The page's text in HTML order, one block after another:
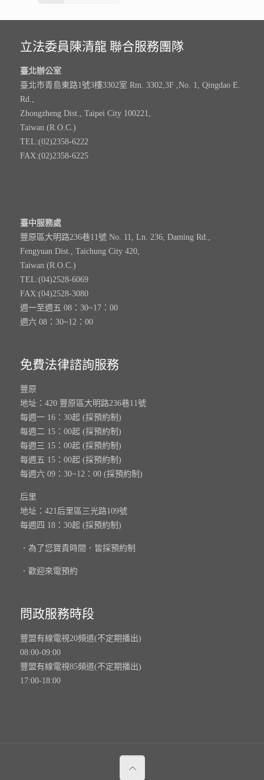
立法委員陳清龍 聯合服務團隊
臺北辦公室
臺北市青島東路1號3樓3302室 Rm. 3302,3F ,No. 1, Qingdao E.
Rd.,
Zhongzheng Dist., Taipei City 100221,
Taiwan (R.O.C.)
TEL:(02)2358-6222
FAX:(02)2358-6225
臺中服務處
豐原區大明路236巷11號 No. 11, Ln. 236, Daming Rd.,
Fengyuan Dist., Taichung City 420,
Taiwan (R.O.C.)
TEL:(04)2528-6069
FAX:(04)2528-3080
週一至週五 08：30~17：00
週六 08：30~12：00
免費法律諮詢服務
豐原
地址：420 豐原區大明路236巷11號
每週一 16：30起 (採預約制)
每週二 15：00起 (採預約制)
每週三 15：00起 (採預約制)
每週五 15：00起 (採預約制)
每週六 09：30~12：00 (採預約制)
后里
地址：421后里區三光路109號
每週四 18：30起 (採預約制)
．為了您寶貴時間．皆採預約制
．歡迎來電預約
問政服務時段
豐盟有線電視20頻道(不定期播出)
08:00-09:00
豐盟有線電視85頻道(不定期播出)
17:00-18:00